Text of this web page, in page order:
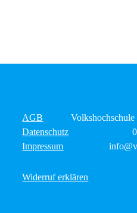
AGB
Datenschutz
Impressum
Volkshochschule
Widerruf erklären